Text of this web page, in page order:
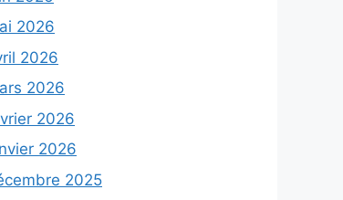
2026
2026
2026
2026
2026
2025